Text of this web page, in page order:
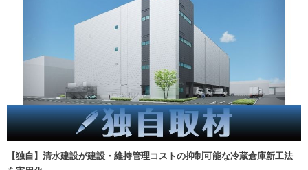
【独自】清水建設が建設・維持管理コストの抑制可能な冷蔵倉庫新工法